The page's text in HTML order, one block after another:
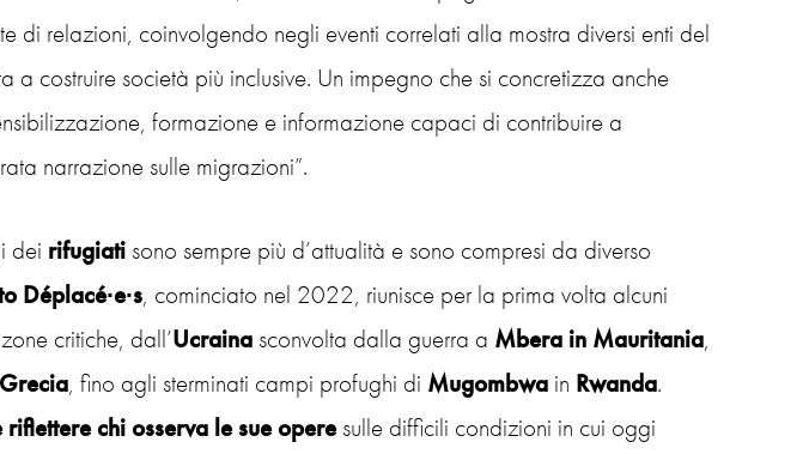
di relazioni, coinvolgendo negli eventi correlati alla mostra diversi enti del
a costruire società più inclusive. Un impegno che si concretizza anche
formazione e informazione capaci di contribuire a
narrazione sulle migrazioni”.
dei rifugiatisono sempre più d’attualità e sono compresi da diverso
Déplacé∙e∙s, cominciato nel 2022, riunisce per la prima volta alcuni
critiche, dall’Ucrainasconvolta dalla guerra a Mbera in Mauritania,
Grecia, fino agli sterminati campi profughi di Mugombwain Rwanda.
riflettere chi osserva le sue operesulle difficili condizioni in cui oggi